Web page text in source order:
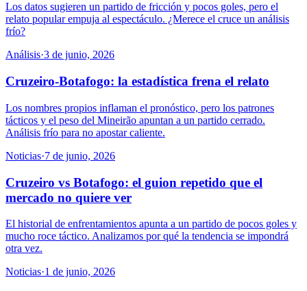
Los datos sugieren un partido de fricción y pocos goles, pero el
relato popular empuja al espectáculo. ¿Merece el cruce un análisis
frío?
Análisis·3 de junio, 2026
Cruzeiro-Botafogo: la estadística frena el relato
Los nombres propios inflaman el pronóstico, pero los patrones
tácticos y el peso del Mineirão apuntan a un partido cerrado.
Análisis frío para no apostar caliente.
Noticias·7 de junio, 2026
Cruzeiro vs Botafogo: el guion repetido que el
mercado no quiere ver
El historial de enfrentamientos apunta a un partido de pocos goles y
mucho roce táctico. Analizamos por qué la tendencia se impondrá
otra vez.
Noticias·1 de junio, 2026